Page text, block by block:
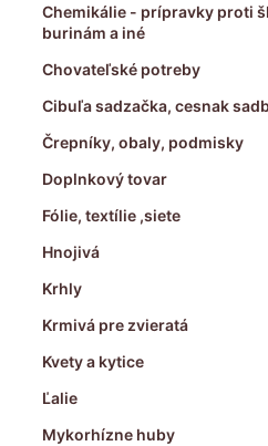
Chemikálie - prípravky proti
burinám a iné
Chovateľské potreby
Cibuľa sadzačka, cesnak
Črepníky, obaly, podmisky
Doplnkový tovar
Fólie, textílie ,siete
Hnojivá
Krhly
Krmivá pre zvieratá
Kvety a kytice
Ľalie
Mykorhízne huby